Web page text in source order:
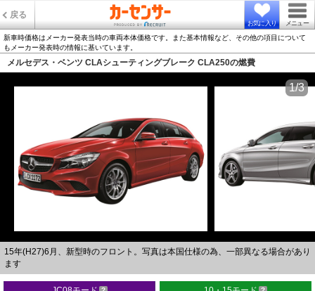
戻る
お気に入り メニュー
新車時価格はメーカー発表当時の車両本体価格です。また基本情報など、その他の項目について
もメーカー発表時の情報に基いています。
メルセデス・ベンツ CLAシューティングブレーク CLA250の燃費
15年(H27)6月、新型時のフロント。写真は本国仕様の為、一部異なる場合があり
ます
1/3